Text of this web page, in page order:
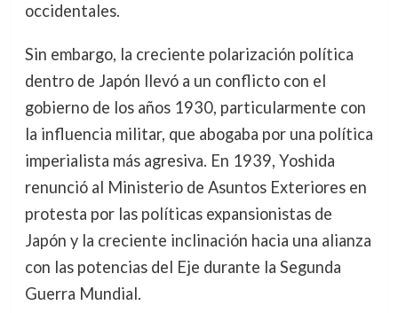
occidentales.
Sin embargo, la creciente polarización política
dentro de Japón llevó a un conflicto con el
gobierno de los años 1930, particularmente con
la influencia militar, que abogaba por una política
imperialista más agresiva. En 1939, Yoshida
renunció al Ministerio de Asuntos Exteriores en
protesta por las políticas expansionistas de
Japón y la creciente inclinación hacia una alianza
con las potencias del Eje durante la Segunda
Guerra Mundial.